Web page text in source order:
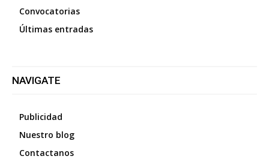
Convocatorias
Últimas entradas
NAVIGATE
Publicidad
Nuestro blog
Contactanos